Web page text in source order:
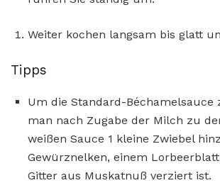
Weiter kochen langsam bis glatt
Tipps
Um die Standard-Béchamelsauce
man nach Zugabe der Milch zu
weißen Sauce 1 kleine Zwiebel
Gewürznelken, einem
Gitter aus Muskatnuß verziert ist.